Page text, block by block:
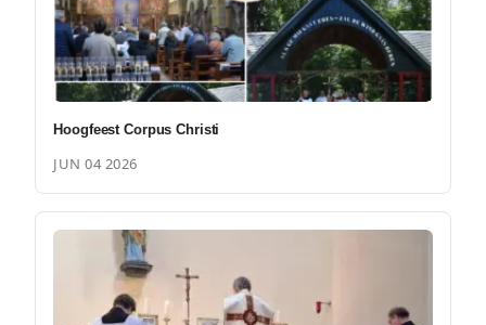
Hoogfeest Corpus Christi
JUN 04 2026